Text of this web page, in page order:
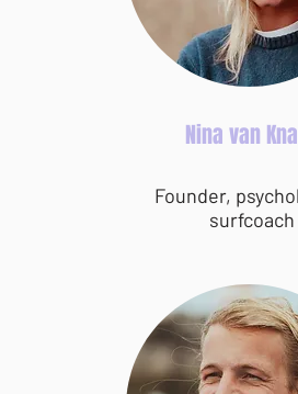
Nina van
Founder,
surfcoach